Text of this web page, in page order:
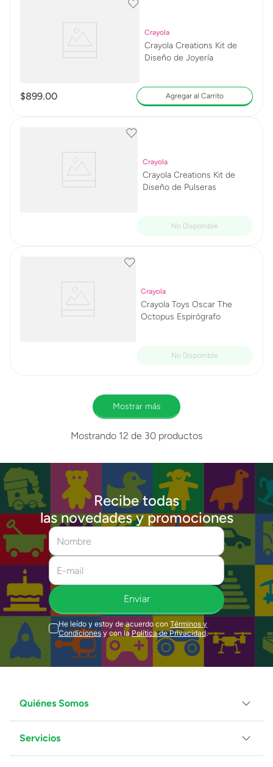
Crayola
Crayola Creations Kit de
Diseño de Joyería
$899.00 Agregar al Carrito
Crayola
Crayola Creations Kit de
Diseño de Pulseras
Crayola
Crayola Toys Oscar The
Octopus Espirógrafo
Mostrar más
Mostrando 12 de 30 productos
Recibe todas
las novedades y promociones
Enviar
He leído y estoy de acuerdo con Términos y
Condiciones y con la Política de Privacidad.
Quiénes Somos
Grupo Juguetron
Localiza tu tienda
Servicios